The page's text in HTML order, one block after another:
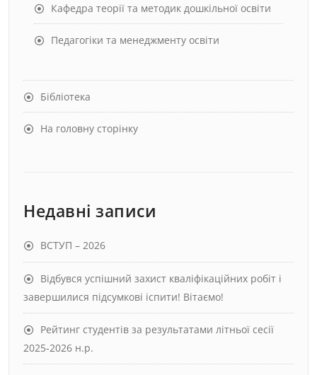
Кафедра теорії та методик дошкільної освіти
Педагогіки та менеджменту освіти
Бібліотека
На головну сторінку
Недавні записи
ВСТУП – 2026
Відбувся успішний захист кваліфікаційних робіт і
завершилися підсумкові іспити! Вітаємо!
Рейтинг студентів за результатами літньої сесії
2025-2026 н.р.